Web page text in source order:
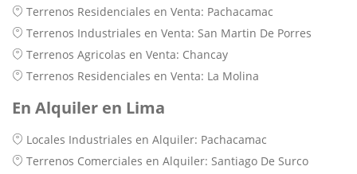
Terrenos Residenciales en Venta: Pachacamac
Terrenos Industriales en Venta: San Martin De Porres
Terrenos Agricolas en Venta: Chancay
Terrenos Residenciales en Venta: La Molina
En Alquiler en Lima
Locales Industriales en Alquiler: Pachacamac
Terrenos Comerciales en Alquiler: Santiago De Surco